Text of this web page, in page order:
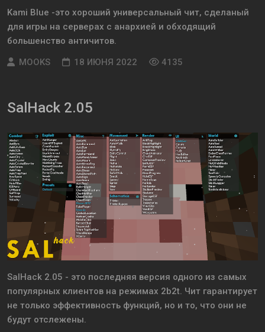
Kami Blue -это хороший универсальный чит, сделаный
для игры на серверах с анархией и обходящий
большенство античитов.
MOOKS
18 ИЮНЯ 2022 4135
SalHack 2.05
SalHack 2.05 - это последняя версия одного из самых
популярных клиентов на режимах 2b2t. Чит гарантирует
не только эффективность функций, но и то, что они не
будут отслежены.